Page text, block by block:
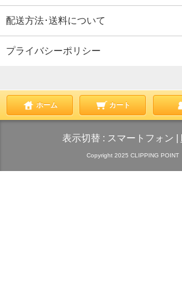
配送方法･送料について
プライバシーポリシー
ホーム カート
表示切替 : スマートフォン
Copyright 2025 CLIPPING POINT